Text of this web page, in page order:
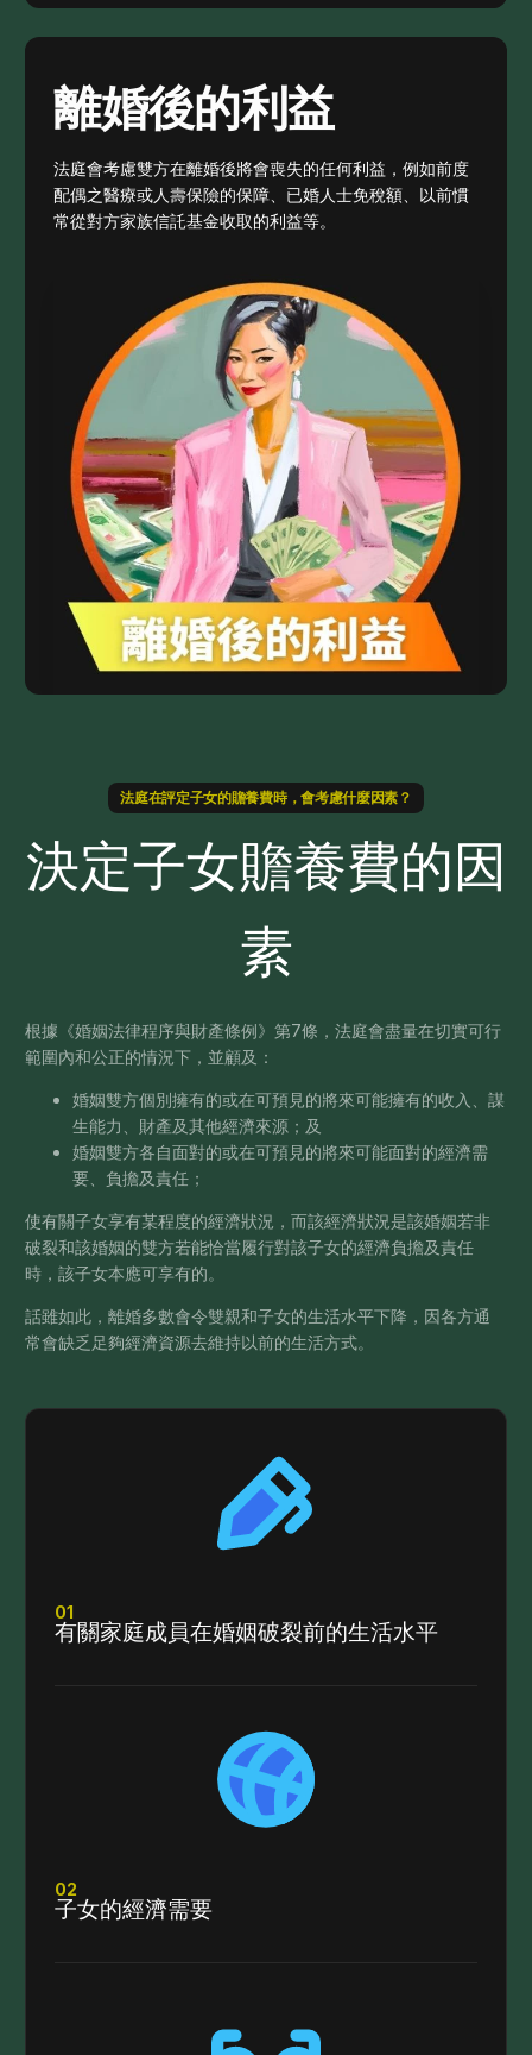
離婚後的利益
法庭會考慮雙方在離婚後將會喪失的任何利益，例如前度
配偶之醫療或人壽保險的保障、已婚人士免稅額、以前慣
常從對方家族信託基金收取的利益等。
法庭在評定子女的贍養費時，會考慮什麼因素？
決定子女贍養費的因
素
根據《婚姻法律程序與財產條例》第7條，法庭會盡量在切實可行
範圍內和公正的情況下，並顧及：
婚姻雙方個別擁有的或在可預見的將來可能擁有的收入、謀
生能力、財產及其他經濟來源；及
婚姻雙方各自面對的或在可預見的將來可能面對的經濟需
要、負擔及責任；
使有關子女享有某程度的經濟狀況，而該經濟狀況是該婚姻若非
破裂和該婚姻的雙方若能恰當履行對該子女的經濟負擔及責任
時，該子女本應可享有的。
話雖如此，離婚多數會令雙親和子女的生活水平下降，因各方通
常會缺乏足夠經濟資源去維持以前的生活方式。
01
有關家庭成員在婚姻破裂前的生活水平
02
子女的經濟需要